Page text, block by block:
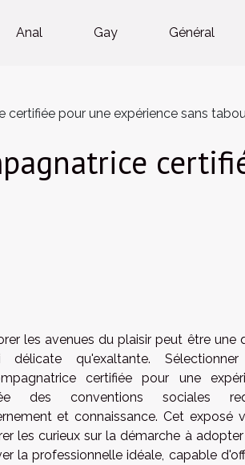
Anal Gay Général
pour une expérience sans
les avenues du plaisir peut être une
délicate qu'exaltante.
certifiée pour une
des conventions sociales
et connaissance. Cet exposé
les curieux sur la démarche à
la professionnelle idéale, capable